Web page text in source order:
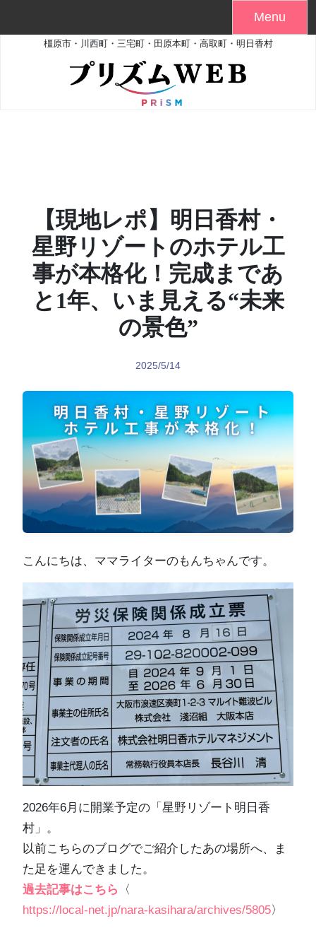
Menu
橿原市・川西町・三宅町・田原本町・高取町・明日香村
【現地レポ】明日香村・
星野リゾートのホテル工
事が本格化！完成まであ
と1年、いま見える“未来
の景色”
2025/5/14
こんにちは、ママライターのもんちゃんです。
2026年6月に開業予定の「星野リゾート明日香
村」。
以前こちらのブログでご紹介したあの場所へ、ま
た足を運んできました。
過去記事はこちら
〈
https://local-net.jp/nara-kasihara/archives/5805〉